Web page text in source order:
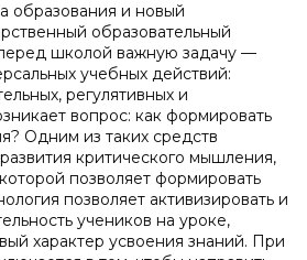
образования и новый
образовательный
школой важную задачу —
учебных действий:
регулятивных и
вопрос: как формировать
Одним из таких средств
критического мышления,
позволяет формировать
позволяет активизировать и
учеников на уроке,
характер усвоения знаний. При